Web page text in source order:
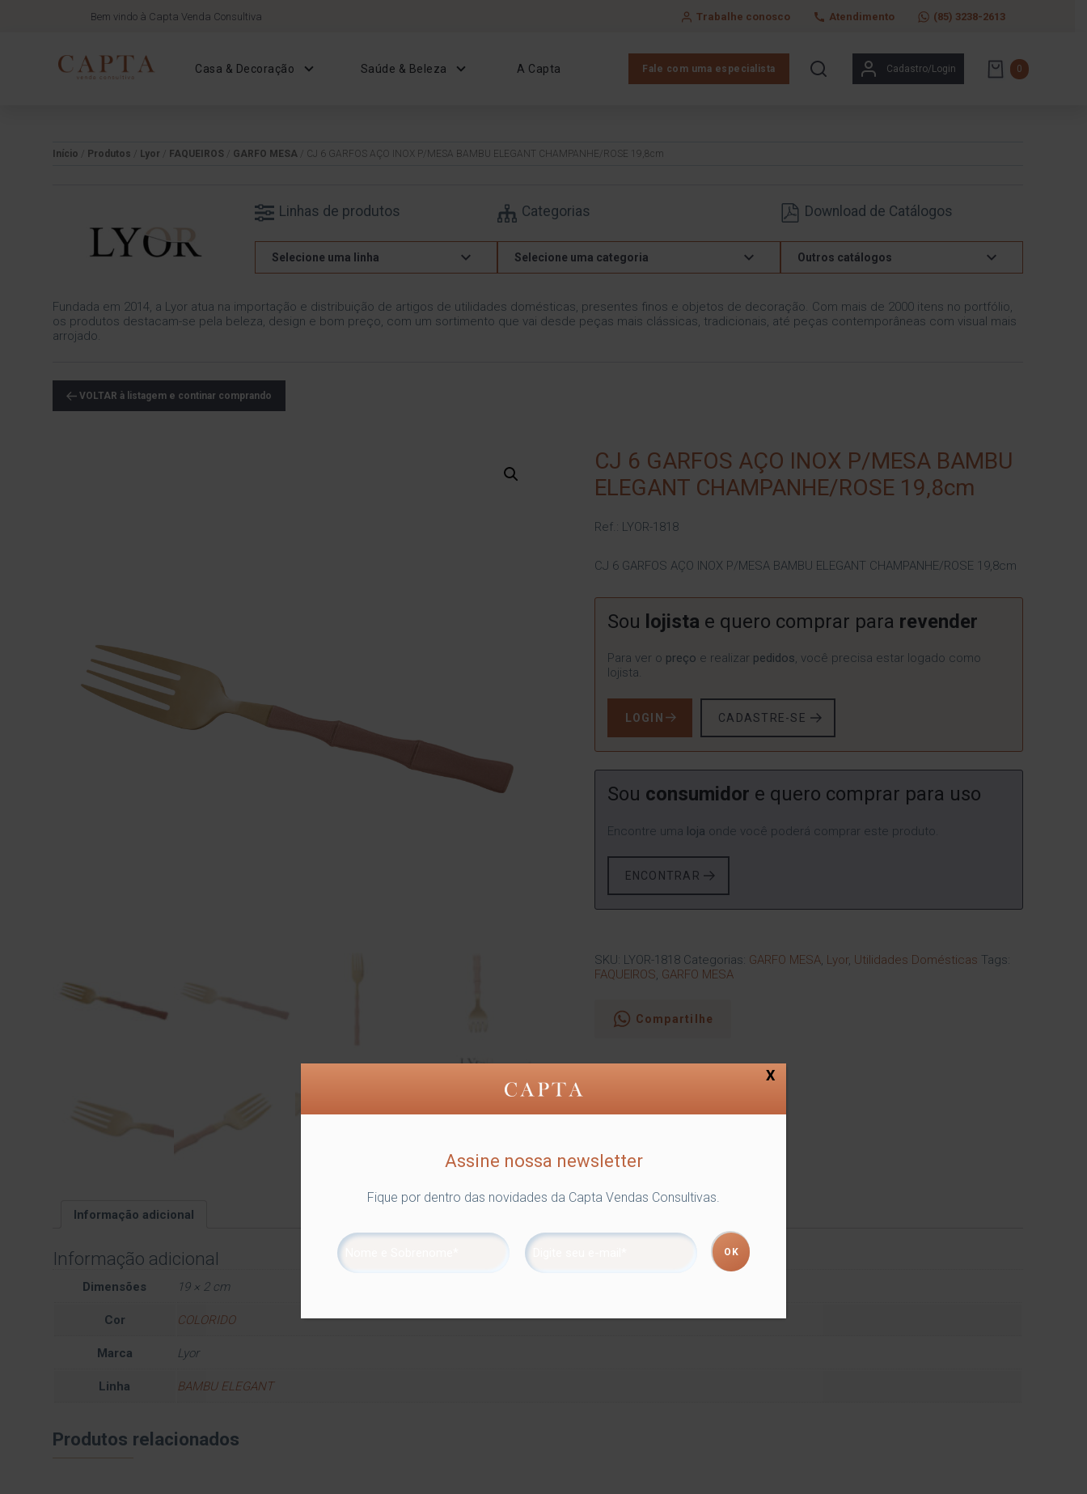
Bem vindo à Capta Venda Consultiva Trabalhe conosco Atendimento (85) 3238-2613
Casa & Decoração Saúde & Beleza A Capta Fale com uma especialista Cadastro/Login 0
Início Produtos Lyor FAQUEIROS GARFO MESA/ CJ 6 GARFOS AÇO INOX P/MESA BAMBU ELEGANT CHAMPANHE/ROSE 19,8cm
Linhas de produtos
Selecione uma linha
Categorias
Selecione uma categoria
Download de Catálogos
Outros catálogos
Fundada em 2014, a Lyor atua na importação e distribuição de artigos de utilidades domésticas, presentes finos e objetos de decoração. Com mais de 2000 itens no portfólio,
os produtos destacam-se pela beleza, design e bom preço, com um sortimento que vai desde peças mais clássicas, tradicionais, até peças contemporâneas com visual mais
arrojado.
VOLTAR à listagem e continar comprando
CJ 6 GARFOS AÇO INOX P/MESA BAMBU
ELEGANT CHAMPANHE/ROSE 19,8cm
Ref.: LYOR-1818
CJ 6 GARFOS AÇO INOX P/MESA BAMBU ELEGANT CHAMPANHE/ROSE 19,8cm
Sou lojista e quero comprar para revender
Para ver o preço e realizar pedidos, você precisa estar logado como
lojista.
LOGIN CADASTRE-SE
Sou consumidor e quero comprar para uso
Encontre uma loja onde você poderá comprar este produto.
ENCONTRAR
SKU: LYOR-1818 Categorias: GARFO MESA, Lyor, Utilidades Domésticas Tags:
FAQUEIROS GARFO MESA
Compartilhe
Informação adicional
Informação adicional
Dimensões 19 × 2 cm
Cor COLORIDO
Marca Lyor
Linha BAMBU ELEGANT
Produtos relacionados
Assine nossa newsletter
Fique por dentro das novidades da Capta Vendas Consultivas.
X